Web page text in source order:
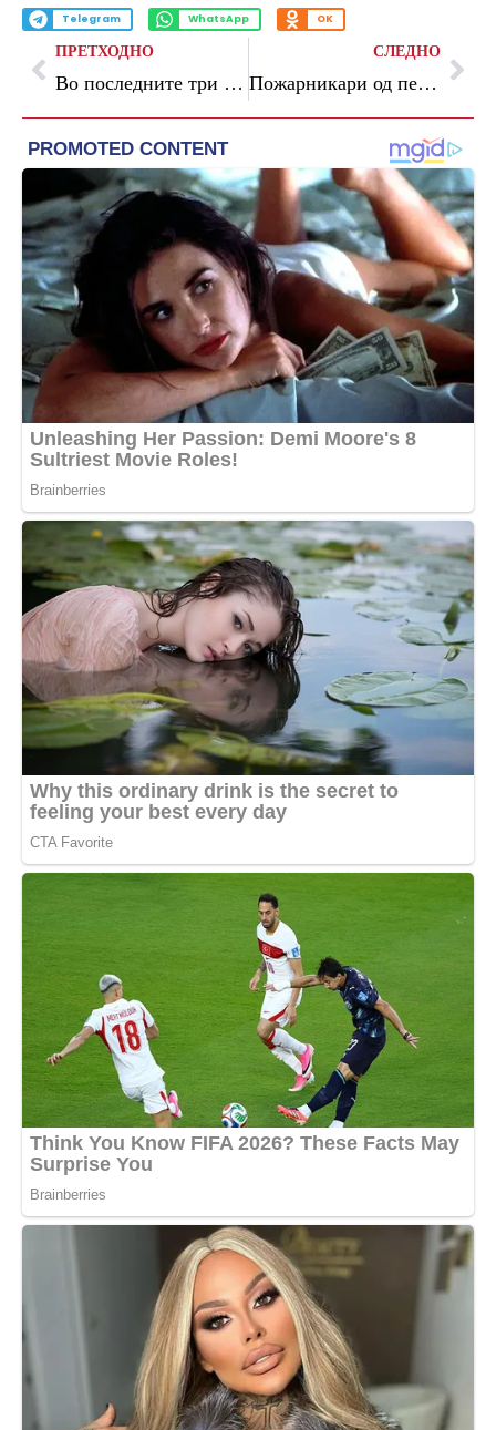
Telegram WhatsApp OK
ПРЕТХОДНО
Во последните три години Албанија ја напуштиле 16 илјади медицински сестри
СЛЕДНО
Пожарникари од пет европски земји и ова лето ќе бидат лоцирани во Грција